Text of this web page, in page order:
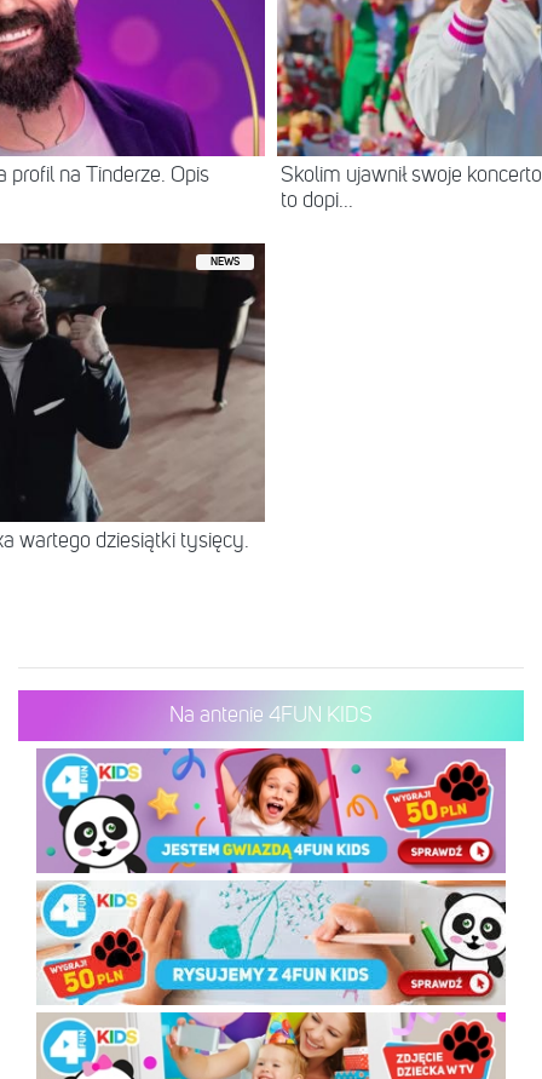
profil na Tinderze. Opis
Skolim ujawnił swoje
to dopi...
NEWS
wartego dziesiątki tysięcy.
Na antenie 4FUN KIDS